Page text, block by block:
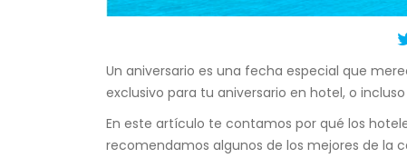
Un aniversario es una fecha especial que
exclusivo para tu aniversario en hotel, o
En este artículo te contamos por qué los
recomendamos algunos de los mejores de la